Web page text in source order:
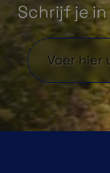
Schrijf je